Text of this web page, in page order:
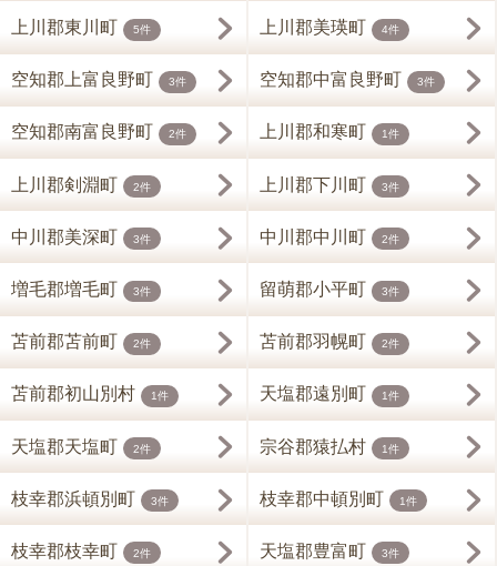
上川郡東川町 5件 上川郡美瑛町 4件
空知郡上富良野町 3件 空知郡中富良野町 3件
空知郡南富良野町 2件 上川郡和寒町 1件
上川郡剣淵町 2件 上川郡下川町 3件
中川郡美深町 3件 中川郡中川町 2件
増毛郡増毛町 3件 留萌郡小平町 3件
苫前郡苫前町 2件 苫前郡羽幌町 2件
苫前郡初山別村 1件 天塩郡遠別町 1件
天塩郡天塩町 2件 宗谷郡猿払村 1件
枝幸郡浜頓別町 3件 枝幸郡中頓別町 1件
枝幸郡枝幸町 2件 天塩郡豊富町 3件